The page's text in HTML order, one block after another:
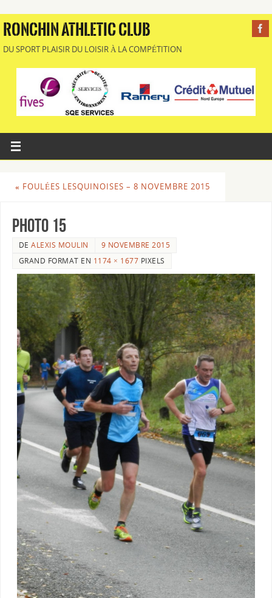
RONCHIN ATHLETIC CLUB
DU SPORT PLAISIR DU LOISIR À LA COMPÉTITION
« FOULÉES LESQUINOISES – 8 NOVEMBRE 2015
photo 15
DEALEXIS MOULIN
9 NOVEMBRE 2015
GRAND FORMAT EN 1174 × 1677 PIXELS